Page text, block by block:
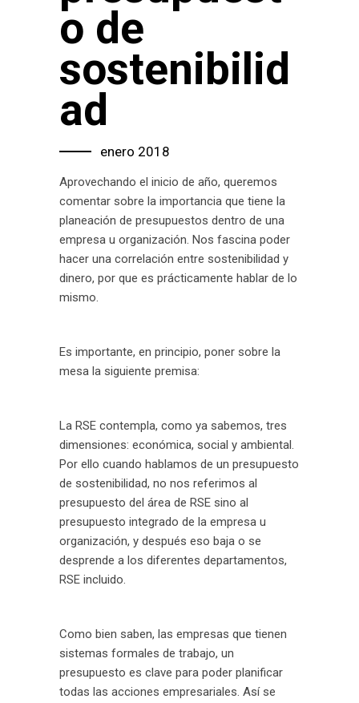
o de
sostenibilid
ad
enero 2018
Aprovechando el inicio de año, queremos
comentar sobre la importancia que tiene la
planeación de presupuestos dentro de una
empresa u organización. Nos fascina poder
hacer una correlación entre sostenibilidad y
dinero, por que es prácticamente hablar de lo
mismo.
Es importante, en principio, poner sobre la
mesa la siguiente premisa:
La RSE contempla, como ya sabemos, tres
dimensiones: económica, social y ambiental.
Por ello cuando hablamos de un presupuesto
de sostenibilidad, no nos referimos al
presupuesto del área de RSE sino al
presupuesto integrado de la empresa u
organización, y después eso baja o se
desprende a los diferentes departamentos,
RSE incluido.
Como bien saben, las empresas que tienen
sistemas formales de trabajo, un
presupuesto es clave para poder planificar
todas las acciones empresariales. Así se